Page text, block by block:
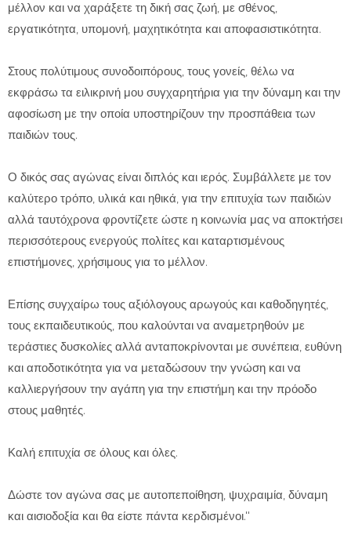
μέλλον και να χαράξετε τη δική σας ζωή, με σθένος,
εργατικότητα, υπομονή, μαχητικότητα και αποφασιστικότητα.
Στους πολύτιμους συνοδοιπόρους, τους γονείς, θέλω να
εκφράσω τα ειλικρινή μου συγχαρητήρια για την δύναμη και την
αφοσίωση με την οποία υποστηρίζουν την προσπάθεια των
παιδιών τους.
Ο δικός σας αγώνας είναι διπλός και ιερός. Συμβάλλετε με τον
καλύτερο τρόπο, υλικά και ηθικά, για την επιτυχία των παιδιών
αλλά ταυτόχρονα φροντίζετε ώστε η κοινωνία μας να αποκτήσει
περισσότερους ενεργούς πολίτες και καταρτισμένους
επιστήμονες, χρήσιμους για το μέλλον.
Επίσης συγχαίρω τους αξιόλογους αρωγούς και καθοδηγητές,
τους εκπαιδευτικούς, που καλούνται να αναμετρηθούν με
τεράστιες δυσκολίες αλλά ανταποκρίνονται με συνέπεια, ευθύνη
και αποδοτικότητα για να μεταδώσουν την γνώση και να
καλλιεργήσουν την αγάπη για την επιστήμη και την πρόοδο
στους μαθητές.
Καλή επιτυχία σε όλους και όλες.
Δώστε τον αγώνα σας με αυτοπεποίθηση, ψυχραιμία, δύναμη
και αισιοδοξία και θα είστε πάντα κερδισμένοι.''